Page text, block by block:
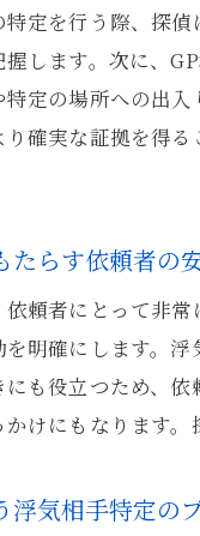
定を行う際、探
します。次に、
定の場所への出
確実な証拠を得
たらす依頼者の
頼者にとって非
明確にします。
も役立つため、
けにもなります
浮気相手特定の